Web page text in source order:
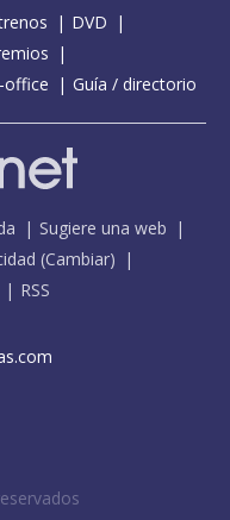
DVD
office Guía / directorio
Sugiere una web
(Cambiar)
RSS